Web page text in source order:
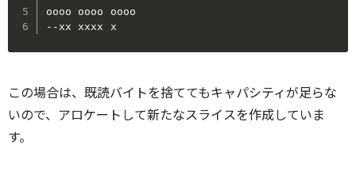
oooo oooo oooo
--xx xxxx x
この場合は、既読バイトを捨ててもキャパシティが足らな
いので、アロケートして新たなスライスを作成していま
す。